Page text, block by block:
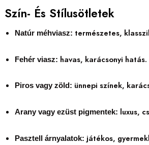
Szín- És Stílusötletek
Natúr méhviasz: természetes,
Fehér viasz: havas, karácsonyi hatás.
Piros vagy zöld: ünnepi színek,
Arany vagy ezüst pigmentek: luxus,
Pasztell árnyalatok: játékos,